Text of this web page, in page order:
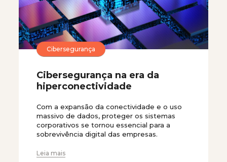
Cibersegurança
Cibersegurança na era da
hiperconectividade
Com a expansão da conectividade e o uso
massivo de dados, proteger os sistemas
corporativos se tornou essencial para a
sobrevivência digital das empresas.
Leia mais